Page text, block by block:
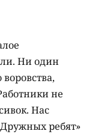
Ни один
не
Нас
ребят»